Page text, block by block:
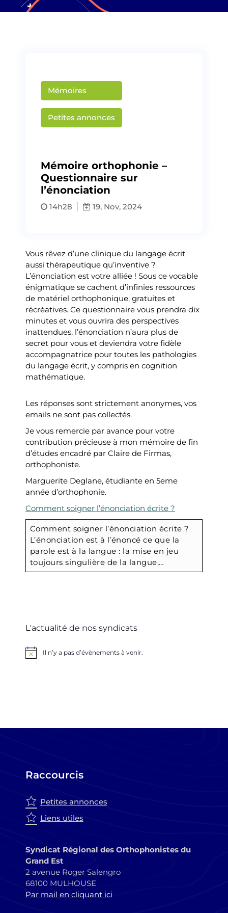
Mémoires
Petites annonces
Mémoire orthophonie –
Questionnaire sur
l’énonciation
14h28 19, Nov, 2024
Vous rêvez d’une clinique du langage écrit
aussi thérapeutique qu’inventive ?
L’énonciation est votre alliée ! Sous ce vocable
énigmatique se cachent d’infinies ressources
de matériel orthophonique, gratuites et
récréatives. Ce questionnaire vous prendra dix
minutes et vous ouvrira des perspectives
inattendues, l’énonciation n’aura plus de
secret pour vous et deviendra votre fidèle
accompagnatrice pour toutes les pathologies
du langage écrit, y compris en cognition
mathématique.
Les réponses sont strictement anonymes, vos
emails ne sont pas collectés.
Je vous remercie par avance pour votre
contribution précieuse à mon mémoire de fin
d’études encadré par Claire de Firmas,
orthophoniste.
Marguerite Deglane, étudiante en 5eme
année d’orthophonie.
Comment soigner l’énonciation écrite ?
Comment soigner l’énonciation écrite ?
L’énonciation est à l’énoncé ce que la
parole est à la langue : la mise en jeu
toujours singulière de la langue,…
L'actualité de nos syndicats
NoticeIl n’y a pas d’évènements à venir.
Raccourcis
Petites annonces
Liens utiles
Syndicat Régional des Orthophonistes du
Grand Est
2 avenue Roger Salengro
68100 MULHOUSE
Par mail en cliquant ici